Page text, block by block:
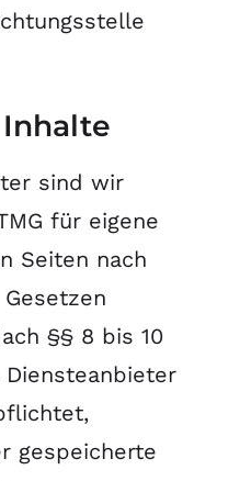
sind wir
für eigene
Seiten nach
§§ 8 bis 10
gespeicherte